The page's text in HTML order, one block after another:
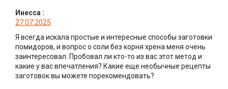
Инесса :
27.07.2025
Я всегда искала простые и интересные способы заготовки
помидоров, и вопрос о соли без корня хрена меня очень
заинтересовал. Пробовал ли кто-то из вас этот метод и
какие у вас впечатления? Какие еще необычные рецепты
заготовок вы можете порекомендовать?